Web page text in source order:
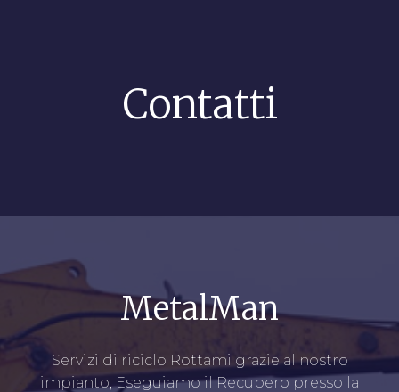
Contatti
MetalMan
Servizi di riciclo Rottami grazie al nostro
impianto, Eseguiamo il Recupero presso la